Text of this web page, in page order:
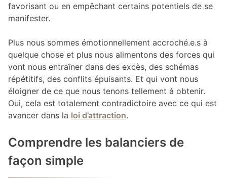
favorisant ou en empêchant certains potentiels de se
manifester.
Plus nous sommes émotionnellement accroché.e.s à
quelque chose et plus nous alimentons des forces qui
vont nous entraîner dans des excès, des schémas
répétitifs, des conflits épuisants. Et qui vont nous
éloigner de ce que nous tenons tellement à obtenir.
Oui, cela est totalement contradictoire avec ce qui est
avancer dans la loi d’attraction.
Comprendre les balanciers de
façon simple